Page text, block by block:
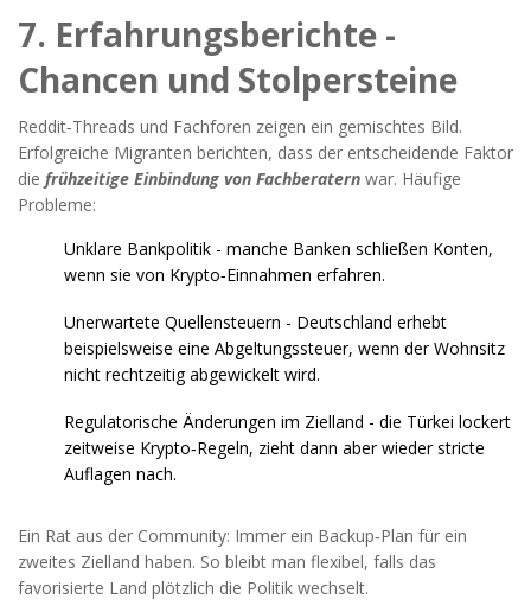
7. Erfahrungsberichte -
Chancen und Stolpersteine
Reddit‑Threads und Fachforen zeigen ein gemischtes Bild.
Erfolgreiche Migranten berichten, dass der entscheidende Faktor
die frühzeitige Einbindung von Fachberatern war. Häufige
Probleme:
Unklare Bankpolitik - manche Banken schließen Konten,
wenn sie von Krypto‑Einnahmen erfahren.
Unerwartete Quellensteuern - Deutschland erhebt
beispielsweise eine Abgeltungssteuer, wenn der Wohnsitz
nicht rechtzeitig abgewickelt wird.
Regulatorische Änderungen im Zielland - die Türkei lockert
zeitweise Krypto‑Regeln, zieht dann aber wieder stricte
Auflagen nach.
Ein Rat aus der Community: Immer ein Backup‑Plan für ein
zweites Zielland haben. So bleibt man flexibel, falls das
favorisierte Land plötzlich die Politik wechselt.